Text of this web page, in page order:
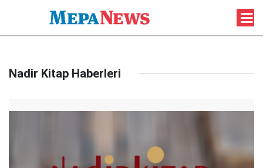
Nadir Kitap Haberleri